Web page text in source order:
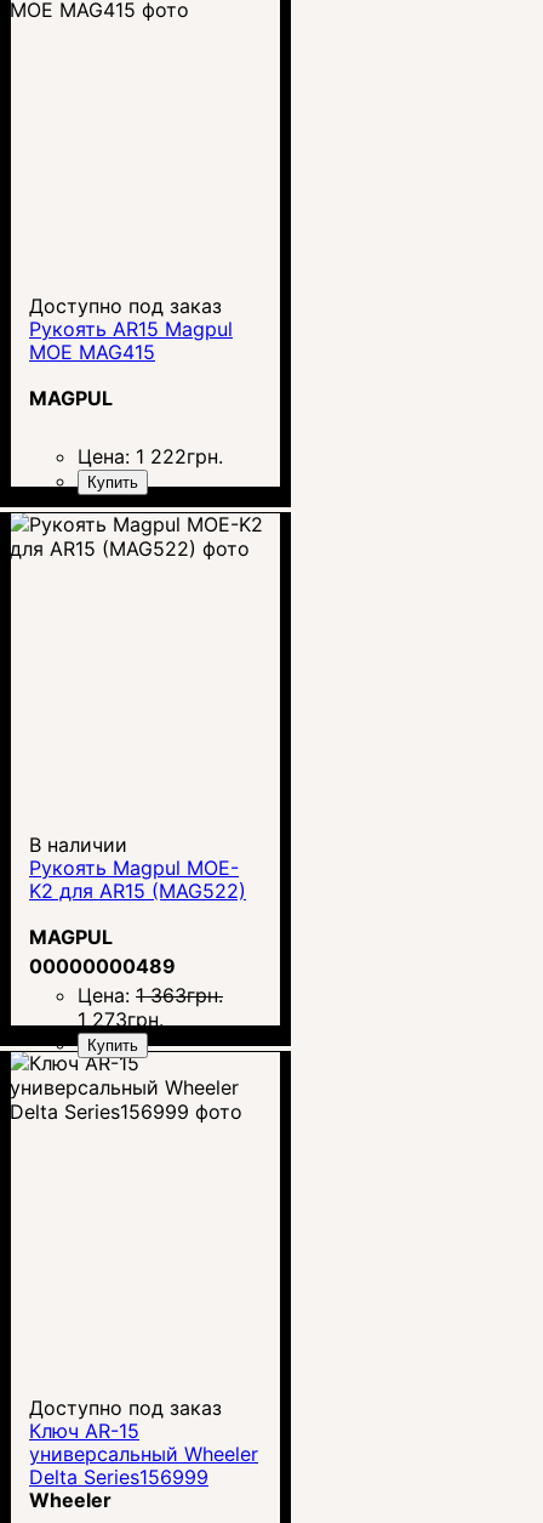
Доступно под заказ
Рукоять AR15 Magpul
MOE MAG415
MAGPUL
Цена: 1 222грн.
Купить
В наличии
Рукоять Magpul MOE-
K2 для AR15 (MAG522)
MAGPUL
00000000489
Цена: 1 363грн.
1 273грн.
Купить
Доступно под заказ
Ключ AR-15
универсальный Wheeler
Delta Series156999
Wheeler